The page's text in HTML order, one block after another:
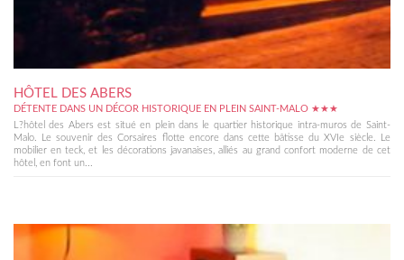
HÔTEL DES ABERS
DÉTENTE DANS UN DÉCOR HISTORIQUE EN PLEIN SAINT-MALO ★★★
L?hôtel des Abers est situé en plein dans le quartier historique intra-muros de Saint-
Malo. Le souvenir des Corsaires flotte encore dans cette bâtisse du XVIe siècle. Le
mobilier en teck, et les décorations javanaises, alliés au grand confort moderne de cet
hôtel, en font un...